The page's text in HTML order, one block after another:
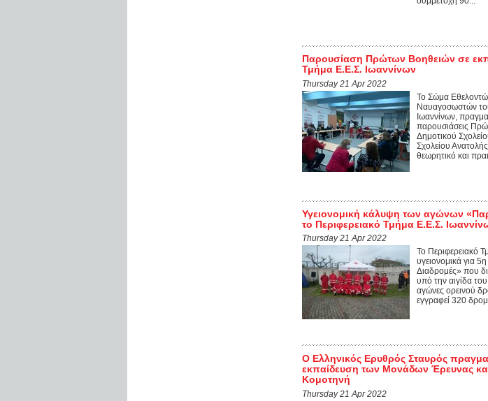
Παρουσίαση Πρώτων Βοηθειών σε
Τμήμα Ε.Ε.Σ. Ιωαννίνων
Thursday 21 Apr 2022
Το Σώμα
Ναυαγοσωστών
Ιωαννίνων,
παρουσιάσεις
Δημοτικού
Σχολείου
θεωρητικό και
Υγειονομική κάλυψη των αγώνων
το Περιφερειακό Τμήμα Ε.Ε.Σ.
Thursday 21 Apr 2022
Το Περιφερειακό
υγειονομικά για
Διαδρομές» που
υπό την αιγίδα
αγώνες ορεινού
εγγραφεί 320
Ο Ελληνικός Ερυθρός Σταυρός
εκπαίδευση των Μονάδων Έρευνας
Κομοτηνή
Thursday 21 Apr 2022